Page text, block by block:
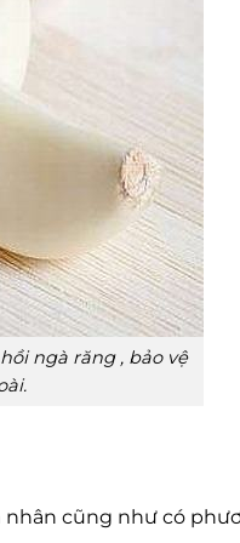
ngà răng , bảo vệ
cũng như có